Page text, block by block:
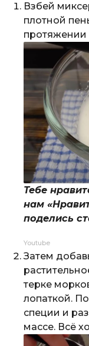
Взбей
плотной
протяжении
Тебе
нам
поделись
Youtube
Затем
терке
лопаткой.
специи и
массе. Всё